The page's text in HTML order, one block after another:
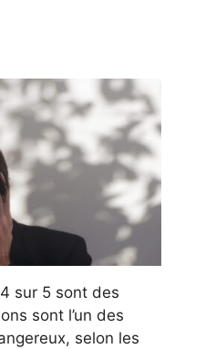
sur 5 sont des
sont l’un des
selon les